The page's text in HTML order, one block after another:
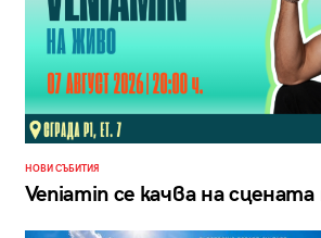
НОВИ СЪБИТИЯ
Veniamin се качва на